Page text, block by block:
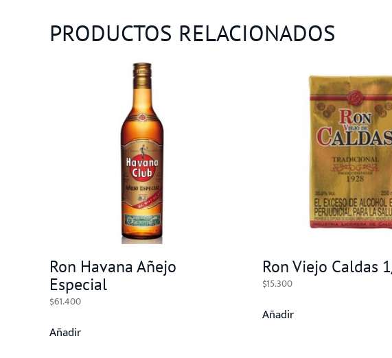
PRODUCTOS RELACIONADOS
Ron Havana Añejo
Especial
$61.400
Añadir
Ron Viejo Caldas
$15.300
Añadir